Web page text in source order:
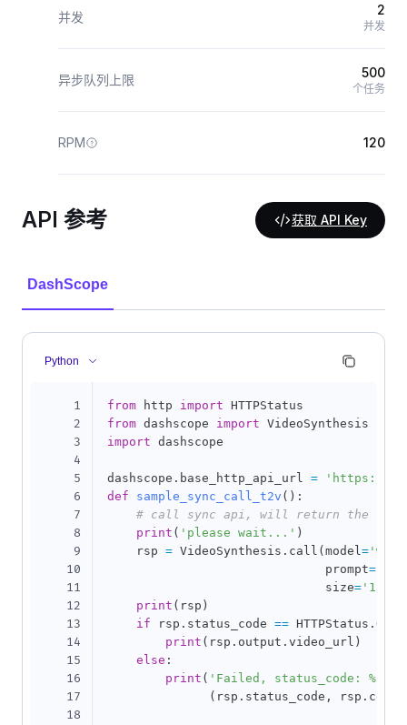
并发 2
并发
异步队列上限 500
个任务
RPM 120
API 参考 获取 API Key
DashScope
Python
1
2
3
4
5
6
7
8
9
10
11
12
13
14
15
16
17
18
from http import
from dashscope import
import dashscope
dashscope . base_http_api_url =
'https://
def
sample_sync_call_t2v ( ) :
# call sync api, will return the
print ( 'please wait...' )
    rsp
= VideoSynthesis . call ( model=
                              prompt
=
                              size
=
print ( rsp )
if rsp . status_code == HTTPStatus . OK
print ( rsp . output . video_url )
else :
print ( 'Failed, status_code: %s,
( rsp . status_code , rsp . code